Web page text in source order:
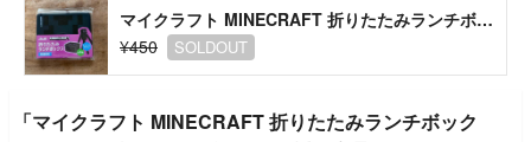
マイクラフト MINECRAFT 折りたたみランチボックス エンダーマンデザイン
¥450
SOLDOUT
「マイクラフト MINECRAFT 折りたたみランチボック